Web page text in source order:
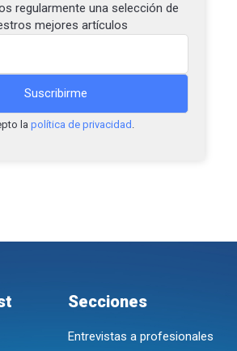
regularmente una selección de
mejores artículos
la política de privacidad .
Secciones
Entrevistas a profesionales